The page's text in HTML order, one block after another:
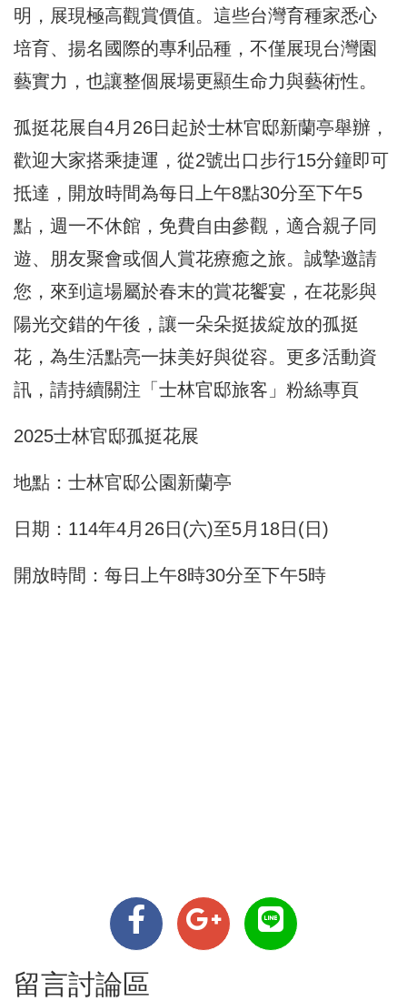
明，展現極高觀賞價值。這些台灣育種家悉心
培育、揚名國際的專利品種，不僅展現台灣園
藝實力，也讓整個展場更顯生命力與藝術性。
孤挺花展自4月26日起於士林官邸新蘭亭舉辦，
歡迎大家搭乘捷運，從2號出口步行15分鐘即可
抵達，開放時間為每日上午8點30分至下午5
點，週一不休館，免費自由參觀，適合親子同
遊、朋友聚會或個人賞花療癒之旅。誠摯邀請
您，來到這場屬於春末的賞花饗宴，在花影與
陽光交錯的午後，讓一朵朵挺拔綻放的孤挺
花，為生活點亮一抹美好與從容。更多活動資
訊，請持續關注「 士林官邸旅客 」粉絲專頁
2025士林官邸孤挺花展
地點：士林官邸公園新蘭亭
日期：114年4月26日(六)至5月18日(日)
開放時間：每日上午8時30分至下午5時
留言討論區